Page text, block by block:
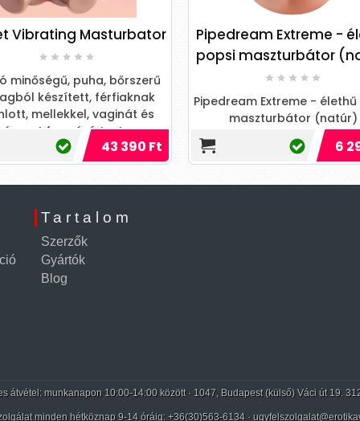
Pipedream Extreme - élethű
popsi maszturbátor (natúr)
Pipedream Extreme - élethű popsi
maszturbátor (natúr)
6 290 Ft
IBIZA -
csiklóizgató
Legyen a kezed
dimenziója ezzel
érintésű
Tartalom
Szerzők
Gyártók
Blog
átvétel: munkanapon 10:00-14:00 között · 1047, Budapest (külső) Váci út 19.
minden hétköznap 9-14 óráig: +36(30)563-6134 ·